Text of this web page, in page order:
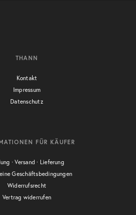
THANN
Kontakt
Impressum
Datenschutz
FÜR KÄUFER
· Versand · Lieferung
Geschäftsbedingungen
Widerrufsrecht
Vertrag widerrufen